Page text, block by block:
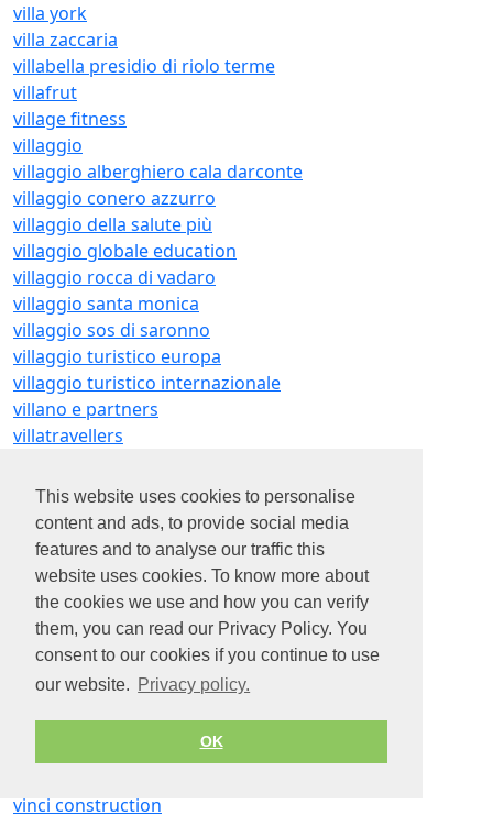
This website uses cookies to personalise
content and ads, to provide social media
features and to analyse our traffic this
website uses cookies. To know more about
the cookies we use and how you can verify
them, you can read our Privacy Policy. You
consent to our cookies if you continue to use
our website. Privacy policy.
OK
villa york
villa zaccaria
villabella presidio di riolo terme
villafrut
village fitness
villaggio
villaggio alberghiero cala darconte
villaggio conero azzurro
villaggio della salute più
villaggio globale education
villaggio rocca di vadaro
villaggio santa monica
villaggio sos di saronno
villaggio turistico europa
villaggio turistico internazionale
villano e partners
villatravellers
vilon
vima
vimar
vimatel
vimavÌ gli artigiani del riposo
vimik marketing
vin
vinaino fiorenza
vinarius de pasquale
vincenzo capuano
vincenzo capuano milano
vinci construction